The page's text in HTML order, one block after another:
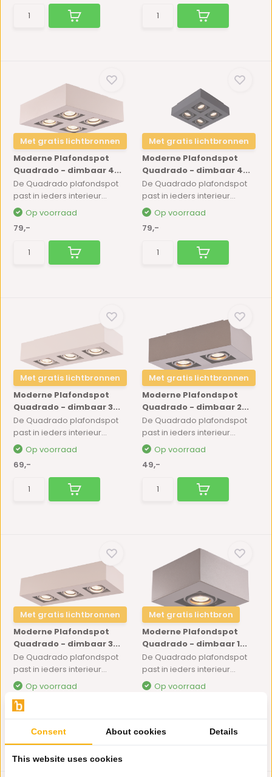
Met gratis lichtbronnen
Moderne Plafondspot
Quadrado - dimbaar 4...
De Quadrado plafondspot
past in ieders interieur...
Op voorraad
79,-
Met gratis lichtbronnen
Moderne Plafondspot
Quadrado - dimbaar 4...
De Quadrado plafondspot
past in ieders interieur...
Op voorraad
79,-
Met gratis lichtbronnen
Moderne Plafondspot
Quadrado - dimbaar 3...
De Quadrado plafondspot
past in ieders interieur...
Op voorraad
69,-
Met gratis lichtbronnen
Moderne Plafondspot
Quadrado - dimbaar 2...
De Quadrado plafondspot
past in ieders interieur...
Op voorraad
49,-
Met gratis lichtbronnen
Moderne Plafondspot
Quadrado - dimbaar 3...
De Quadrado plafondspot
past in ieders interieur...
Op voorraad
69,-
Met gratis lichtbron
Moderne Plafondspot
Quadrado - dimbaar 1...
De Quadrado plafondspot
past in ieders interieur...
Op voorraad
Consent About cookies Details
This website uses cookies